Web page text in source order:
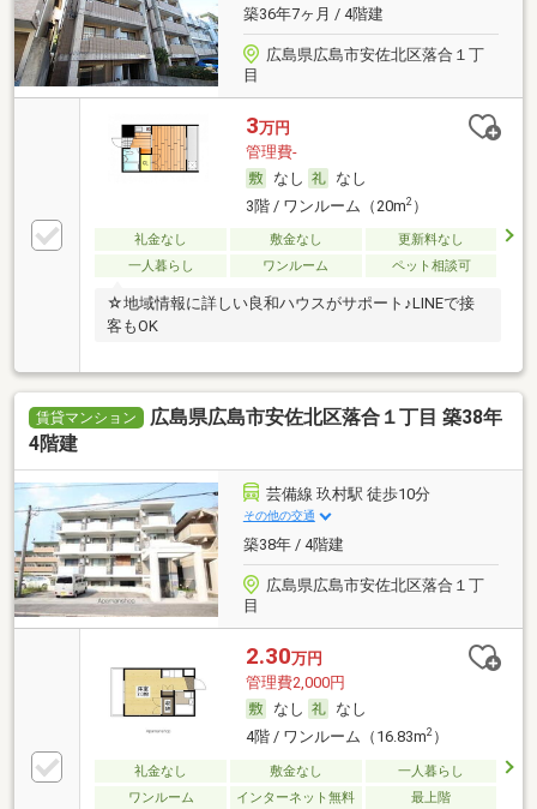
築36年7ヶ月 / 4階建
広島県広島市安佐北区落合１丁
目
3万円
管理費-
なし
なし
3階 / ワンルーム（20m2）
礼金なし 敷金なし
更新料なし
一人暮らし
ワンルーム ペット相談可
☆地域情報に詳しい良和ハウスがサポート♪LINEで接
客もOK
賃貸マンション
広島県広島市安佐北区落合１丁目 築38年
4階建
芸備線 玖村駅 徒歩10分
その他の交通
築38年 / 4階建
広島県広島市安佐北区落合１丁
目
2.30万円
管理費2,000円
なし
なし
4階 / ワンルーム（16.83m2）
礼金なし 敷金なし
一人暮らし
ワンルーム
インターネット無料 最上階